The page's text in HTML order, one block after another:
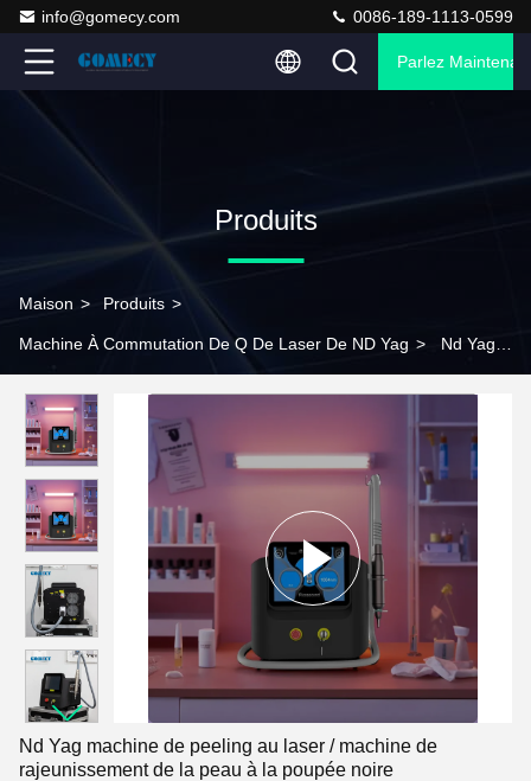
info@gomecy.com 0086-189-1113-0599
Parlez
Produits
Maison > Produits >
Machine À Commutation De Q De Laser De ND Yag > Nd Yag
peau à la poupée noire
Nd Yag machine de peeling au laser / machine de
rajeunissement de la peau à la poupée noire